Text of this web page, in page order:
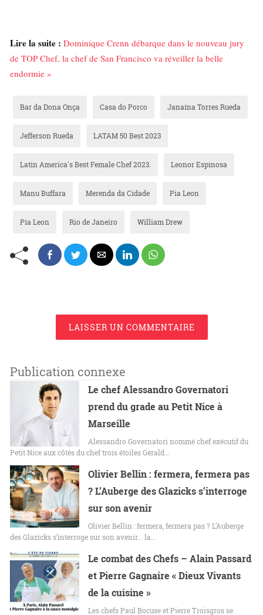
Lire la suite : Dominique Crenn débarque dans le nouveau jury
de TOP Chef, la chef de San Francisco va réveiller la belle
endormie »
Bar da Dona Onça Casa do Porco Janaína Torres Rueda
Jefferson Rueda LATAM 50 Best 2023
Latin America's Best Female Chef 2023. Leonor Espinosa
Manu Buffara Merenda da Cidade Pia Leon
Pía Leon Rio de Janeiro William Drew
LAISSER UN COMMENTAIRE
Publication connexe
Le chef Alessandro Governatori
prend du grade au Petit Nice à
Marseille
Alessandro Governatori nommé chef exécutif du
Petit Nice aux côtés du chef trois étoiles Gérald…
Olivier Bellin : fermera, fermera pas
? L’Auberge des Glazicks s’interroge
sur son avenir
Olivier Bellin : fermera, fermera pas ? L’Auberge
des Glazicks s’interroge sur son avenir... la…
Le combat des Chefs – Alain Passard
et Pierre Gagnaire « Dieux Vivants
de la cuisine »
Les chefs Paul Bocuse et Pierre Troisgros se